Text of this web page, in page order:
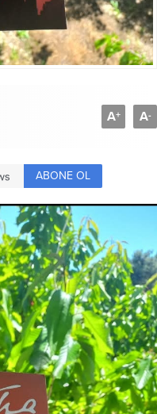
A+ A-
ABONE OL